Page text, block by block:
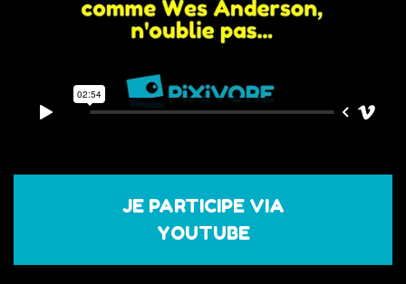
JE PARTICIPE VIA
YOUTUBE